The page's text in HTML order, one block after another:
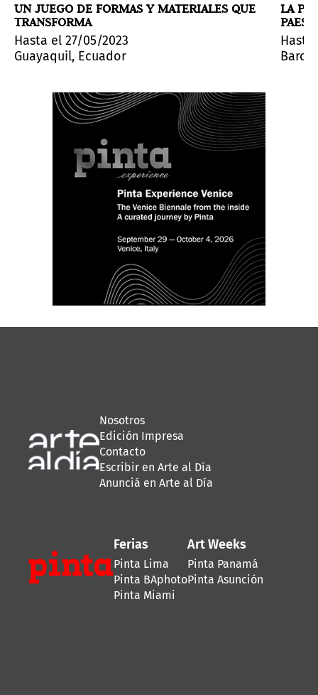
de Marcelo Brodsky (b.1954, Buenos Aires,
en Italia, que tuvo lugar en Lecco en 1978, la
Center reúne la obra de la artista mexicana
UN JUEGO DE FORMAS Y MATERIALES QUE
TRANSFORMA
Hasta el 27/05/2023
Guayaquil, Ecuador
LA
PAES
Nosotros
Edición Impresa
Contacto
Escribir en Arte al Día
Anunciá en Arte al Día
Ferias
Pinta Lima
Pinta BAphoto
Pinta Miami
Art Weeks
Pinta Panamá
Pinta Asunción